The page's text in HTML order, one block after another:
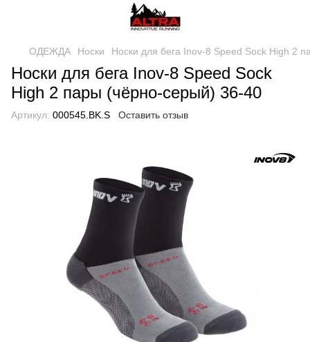
ОДЕЖДА Носки Носки для бега Inov-8 Speed Sock High 2
Носки для бега Inov-8 Speed Sock
High 2 пары (чёрно-серый) 36-40
Артикул: 000545.BK.S Оставить отзыв